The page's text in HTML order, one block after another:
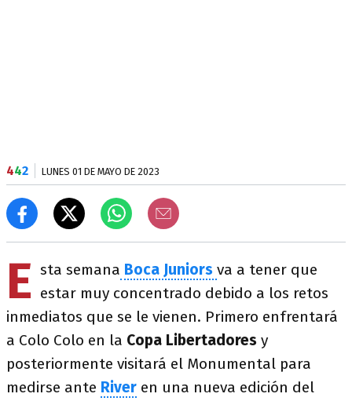
442 LUNES 01 DE MAYO DE 2023
E sta semana Boca Juniors va a tener que
estar muy concentrado debido a los retos
inmediatos que se le vienen. Primero enfrentará
a Colo Colo en la Copa Libertadores y
posteriormente visitará el Monumental para
medirse ante River en una nueva edición del